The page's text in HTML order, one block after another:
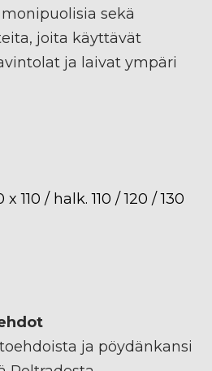
sekä
joita käyttävät
ja laivat ympäri
x 110 / halk. 110 / 120 / 130
ja pöydänkansi